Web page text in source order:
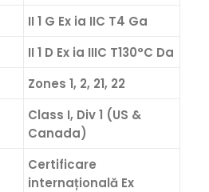
II 1 G Ex ia IIC T4 Ga
II 1 D Ex ia IIIC T130°C Da
Zones 1, 2, 21, 22
Class I, Div 1 (US &
Canada)
Certificare
internațională Ex